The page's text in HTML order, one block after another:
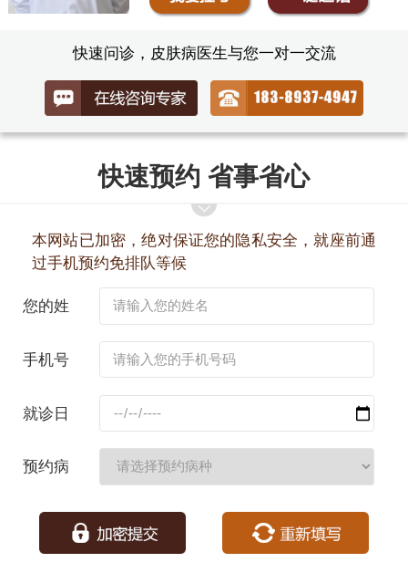
快速问诊，皮肤病医生与您一对一交流
快速预约 省事省心
本网站已加密，绝对保证您的隐私安全，就座前通
过手机预约免排队等候
您的姓
手机号
就诊日
预约病